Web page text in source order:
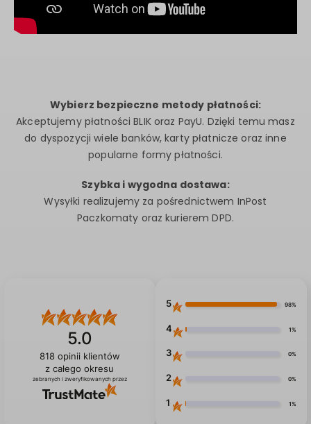
Wybierz bezpieczne metody płatności:
Akceptujemy płatności BLIK oraz PayU. Dzięki temu masz
do dyspozycji wiele banków, karty płatnicze oraz inne
popularne formy płatności.
Szybka i wygodna dostawa:
Wysyłki realizujemy za pośrednictwem InPost
Paczkomaty oraz kurierem DPD.
5.0
818opinii klientów
z całego okresu
zebranych i zweryfikowanych przez
5 98%
4 1%
3 0%
2 0%
1 1%